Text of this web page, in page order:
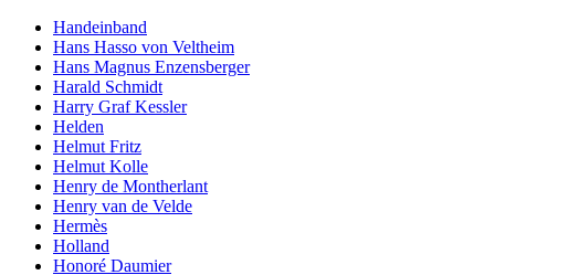
Handeinband
Hans Hasso von Veltheim
Hans Magnus Enzensberger
Harald Schmidt
Harry Graf Kessler
Helden
Helmut Fritz
Helmut Kolle
Henry de Montherlant
Henry van de Velde
Hermès
Holland
Honoré Daumier